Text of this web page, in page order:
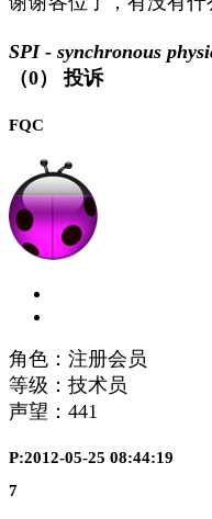
SPI - synchronous
（0）
投诉
FQC
角色：注册会员
等级：技术员
声望： 441
P:2012-05-25 08:44:19
7